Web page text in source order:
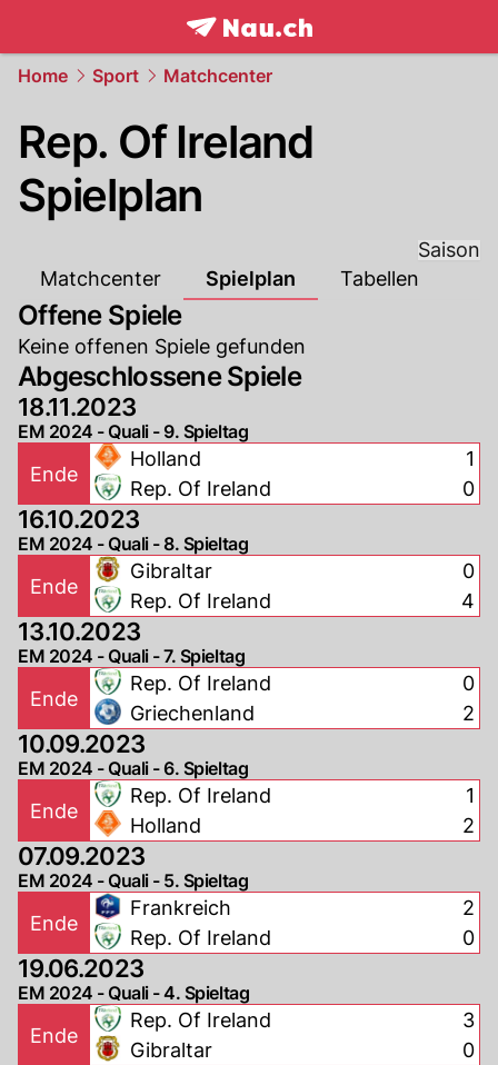
frontpage.NAU.ch
Home Sport Matchcenter
Rep. Of Ireland
Spielplan
Saison
Matchcenter
Spielplan Tabellen
Offene Spiele
Keine offenen Spiele gefunden
Abgeschlossene Spiele
18.11.2023
EM 2024 - Quali - 9. Spieltag
Ende
Holland
Rep. Of Ireland
1
0
16.10.2023
EM 2024 - Quali - 8. Spieltag
Ende
Gibraltar
Rep. Of Ireland
0
4
13.10.2023
EM 2024 - Quali - 7. Spieltag
Ende
Rep. Of Ireland
Griechenland
0
2
10.09.2023
EM 2024 - Quali - 6. Spieltag
Ende
Rep. Of Ireland
Holland
1
2
07.09.2023
EM 2024 - Quali - 5. Spieltag
Ende
Frankreich
Rep. Of Ireland
2
0
19.06.2023
EM 2024 - Quali - 4. Spieltag
Ende
Rep. Of Ireland
Gibraltar
3
0